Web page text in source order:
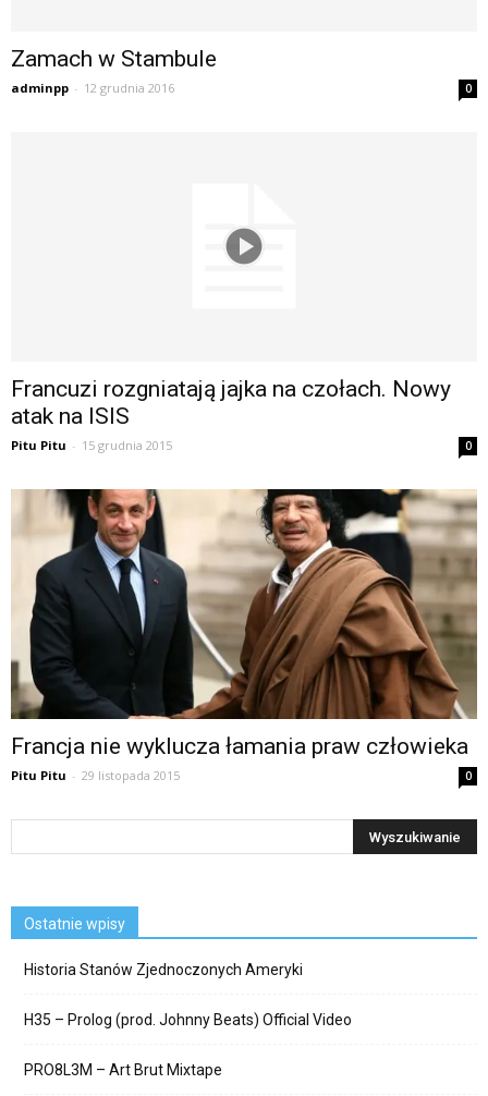
Zamach w Stambule
adminpp - 12 grudnia 2016 0
Francuzi rozgniatają jajka na czołach. Nowy
atak na ISIS
Pitu Pitu - 15 grudnia 2015 0
Francja nie wyklucza łamania praw człowieka
Pitu Pitu - 29 listopada 2015 0
Ostatnie wpisy
Historia Stanów Zjednoczonych Ameryki
H35 – Prolog (prod. Johnny Beats) Official Video
PRO8L3M – Art Brut Mixtape